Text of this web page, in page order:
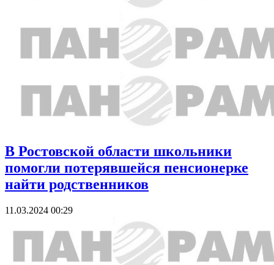
В Ростовской области школьники
помогли потерявшейся пенсионерке
найти родственников
11.03.2024 00:29